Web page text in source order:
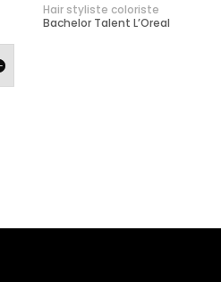
Hair styliste coloriste
Bachelor Talent L’Oreal